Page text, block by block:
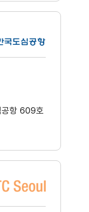
공항 609호